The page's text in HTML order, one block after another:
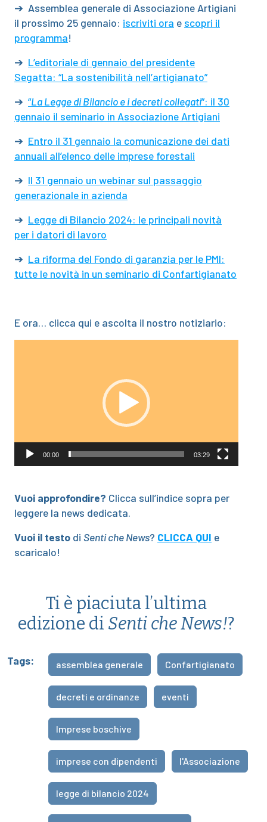
➔ Assemblea generale di Associazione Artigiani
il prossimo 25 gennaio: iscriviti ora e scopri il
programma!
➔ L’editoriale di gennaio del presidente
Segatta: “La sostenibilità nell’artigianato”
➔ “La Legge di Bilancio e i decreti collegati”: il 30
gennaio il seminario in Associazione Artigiani
➔ Entro il 31 gennaio la comunicazione dei dati
annuali all’elenco delle imprese forestali
➔ Il 31 gennaio un webinar sul passaggio
generazionale in azienda
➔ Legge di Bilancio 2024: le principali novità
per i datori di lavoro
➔ La riforma del Fondo di garanzia per le PMI:
tutte le novità in un seminario di Confartigianato
E ora… clicca qui e ascolta il nostro notiziario:
00:00 03:29
Vuoi approfondire? Clicca sull’indice sopra per
leggere la news dedicata.
Vuoi il testo di Senti che News? CLICCA QUI e
scaricalo!
Ti è piaciuta l’ultima
edizione di Senti che News!?
Tags: assemblea generale Confartigianato
decreti e ordinanze eventi
Imprese boschive
imprese con dipendenti l'Associazione
legge di bilancio 2024